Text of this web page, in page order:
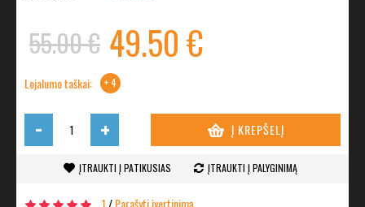
55.00 € 49.50 €
Lojalumo taškai: + 4
- + Į KREPŠELĮ
ĮTRAUKTI Į PATIKUSIAS ĮTRAUKTI Į PALYGINIMĄ
1/Parašyti įvertinimą